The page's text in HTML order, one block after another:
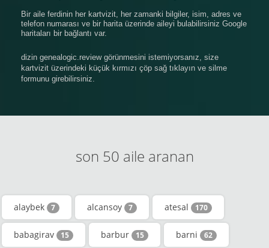
Bir aile ferdinin her kartvizit, her zamanki bilgiler, isim, adres ve
telefon numarası ve bir harita üzerinde aileyi bulabilirsiniz Google
haritaları bir bağlantı var.
dizin genealogic.review görünmesini istemiyorsanız, size
kartvizit üzerindeki küçük kırmızı çöp sağ tıklayın ve silme
formunu girebilirsiniz.
son 50 aile aranan
alaybek 7 alcansoy 7 atesal 170
babagirav 15 barbur 15 barni 62